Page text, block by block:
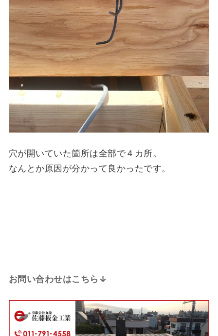
穴が開いていた箇所は全部で４カ所。
なんとか原因が分かって良かったです。
お問い合わせはこちら↓